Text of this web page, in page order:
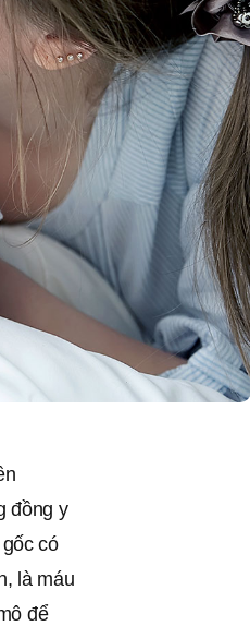
đồng y
có
là máu
để